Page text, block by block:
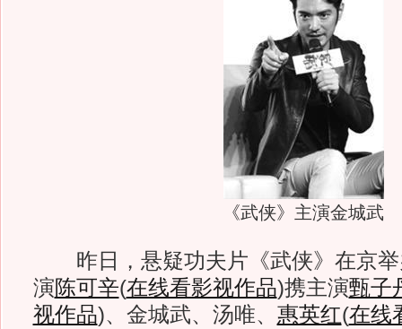
《武侠》主演金城武
昨日，悬疑功夫片《武侠》在京举
演陈可辛(在线看影视作品)携主演甄子
视作品)、金城武、汤唯、 惠英红(在线